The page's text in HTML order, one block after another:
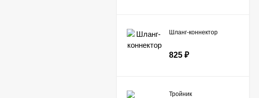
Шланг-коннектор
825 ₽
Тройник